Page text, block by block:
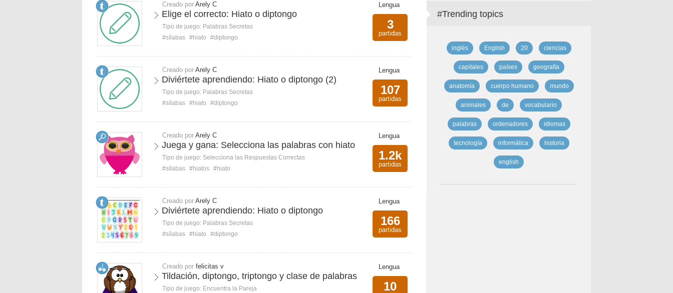
Creado por Arely C
Elige el correcto: Hiato o diptongo
Tipo de juego: Palabras Secretas
#sílabas #hiato #diptongo
Lengua
3
partidas
Creado por Arely C
Diviértete aprendiendo: Hiato o diptongo (2)
Tipo de juego: Palabras Secretas
#sílabas #hiato #diptongo
Lengua
107
partidas
Creado por Arely C
Juega y gana: Selecciona las palabras con hiato
Tipo de juego: Selecciona las Respuestas Correctas
#sílabas #hiatos #hiato
Lengua
1.2k
partidas
Creado por Arely C
Diviértete aprendiendo: Hiato o diptongo
Tipo de juego: Palabras Secretas
#sílabas #hiato #diptongo
Lengua
166
partidas
Creado por felicitas v
Tildación, diptongo, triptongo y clase de palabras
Tipo de juego: Encuentra la Pareja
Lengua
10
#Trending topics
inglés English 20 ciencias
capitales países geografía
anatomía cuerpo humano mundo
animales de vocabulario
palabras ordenadores idiomas
tecnología informática historia
english